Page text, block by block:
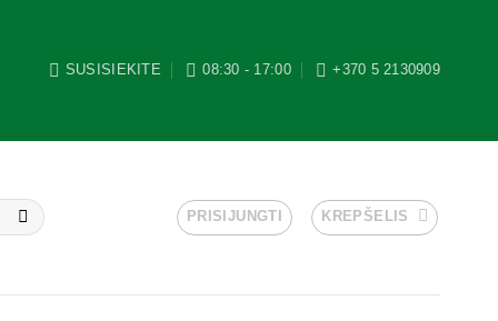
SUSISIEKITE 08:30 - 17:00 +370 5 2130909
PRISIJUNGTI KREPŠELIS